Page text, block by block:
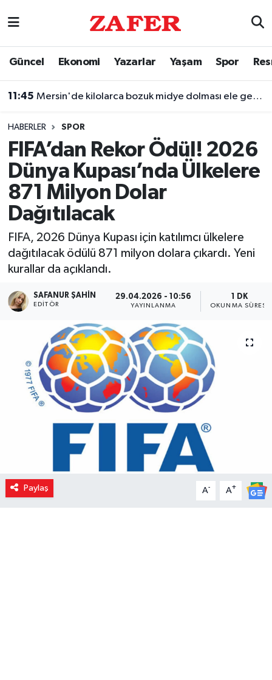
Güncel Ekonomi Yazarlar Yaşam Spor
11:45 Mersin'de kilolarca bozuk midye dolması ele geçirildi
HABERLER SPOR
FIFA’dan Rekor Ödül! 2026
Dünya Kupası’nda Ülkelere
871 Milyon Dolar
Dağıtılacak
FIFA, 2026 Dünya Kupası için katılımcı ülkelere
dağıtılacak ödülü 871 milyon dolara çıkardı. Yeni
kurallar da açıklandı.
SAFANUR ŞAHIN
EDITÖR
29.04.2026 - 10:56
YAYINLANMA
1 DK
OKUNMA SÜRESI
Paylaş A- A+
Nöbetçi Eczaneler
Trafik Durumu
Süper Lig Puan Durumu ve Fikstür
Tüm Manşetler
Son Dakika Haberleri
Haber Arşivi